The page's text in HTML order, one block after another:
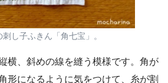
し子ふきん「角七宝」。
横、斜めの線を縫う模様です。角が
形になるように気をつけて、糸が割